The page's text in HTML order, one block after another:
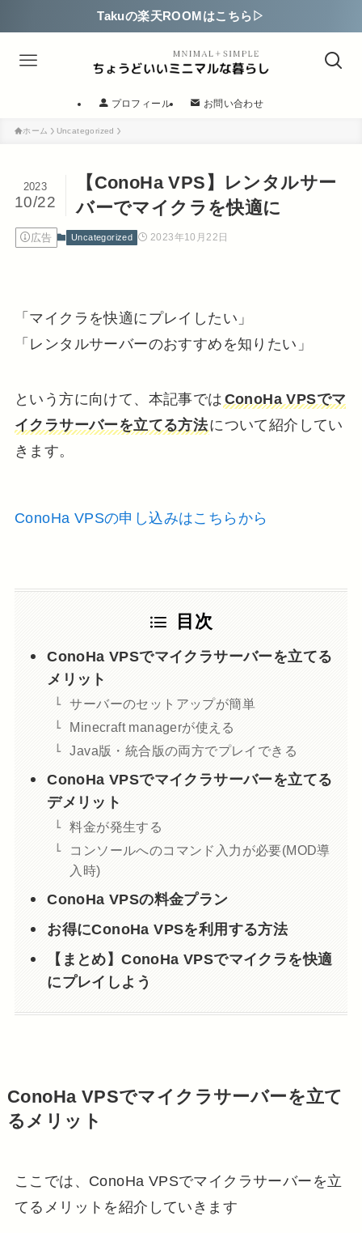
Takuの楽天ROOMはこちら▷
プロフィール お問い合わせ
ホーム Uncategorized
【ConoHa VPS】レンタルサー
バーでマイクラを快適に
2023
10/22
広告 Uncategorized 2023年10月22日
「マイクラを快適にプレイしたい」
「レンタルサーバーのおすすめを知りたい」
という方に向けて、本記事では ConoHa VPSでマ
イクラサーバーを立てる方法について紹介してい
きます。
ConoHa VPSの申し込みはこちらから
目次
ConoHa VPSでマイクラサーバーを立てる
メリット
サーバーのセットアップが簡単
Minecraft managerが使える
Java版・統合版の両方でプレイできる
ConoHa VPSでマイクラサーバーを立てる
デメリット
料金が発生する
コンソールへのコマンド入力が必要(MOD導
入時)
ConoHa VPSの料金プラン
お得にConoHa VPSを利用する方法
【まとめ】ConoHa VPSでマイクラを快適
にプレイしよう
ConoHa VPSでマイクラサーバーを立て
るメリット
ここでは、ConoHa VPSでマイクラサーバーを立
てるメリットを紹介していきます